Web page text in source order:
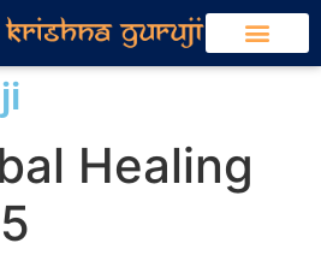
Healing